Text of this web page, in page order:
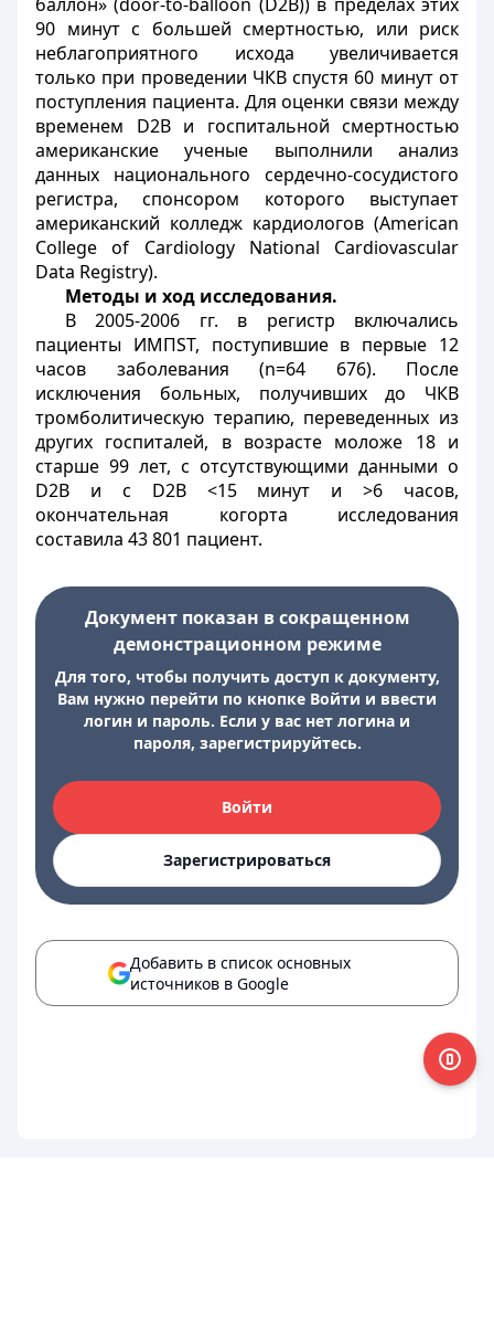
90 минут с большей смертностью, или риск
неблагоприятного исхода увеличивается
только при проведении ЧКВ спустя 60 минут от
поступления пациента. Для оценки связи между
временем D2B и госпитальной смертностью
американские ученые выполнили анализ
данных национального сердечно-сосудистого
регистра, спонсором которого выступает
американский колледж кардиологов (American
College of Cardiology National Cardiovascular
Data Registry).
Методы и ход исследования.
В 2005-2006 гг. в регистр включались
пациенты ИМПST, поступившие в первые 12
часов заболевания (n=64 676). После
исключения больных, получивших до ЧКВ
тромболитическую терапию, переведенных из
других госпиталей, в возрасте моложе 18 и
старше 99 лет, с отсутствующими данными о
D2B и с D2B <15 минут и >6 часов,
окончательная когорта исследования
составила 43 801 пациент.
Документ показан в сокращенном
демонстрационном режиме
Для того, чтобы получить доступ к документу,
Вам нужно перейти по кнопке Войти и ввести
логин и пароль. Если у вас нет логина и
пароля, зарегистрируйтесь.
Войти
Зарегистрироваться
Добавить в список основных
источников в Google